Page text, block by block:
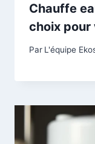
Chauffe
choix pour
Par L'équipe